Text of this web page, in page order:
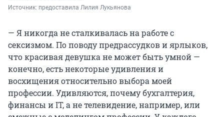
Источник: предоставила Лилия Лукьянова
— Я никогда не сталкивалась на работе с
сексизмом. По поводу предрассудков и ярлыков,
что красивая девушка не может быть умной —
конечно, есть некоторые удивления и
восхищения относительно выбора моей
профессии. Удивляются, почему бухгалтерия,
финансы и IT, а не телевидение, например, или